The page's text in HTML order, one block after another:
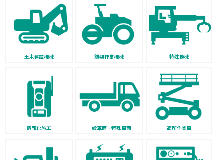
土木建設機械 舗装作業機械 特殊機械
情報化施工 一般車両・特殊車両 高所作業車